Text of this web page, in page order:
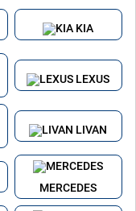
KIA
LEXUS
LIVAN
MERCEDES